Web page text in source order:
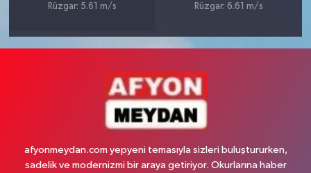
Rüzgar: 5.61 m/s
Rüzgar: 6.61 m/s
afyonmeydan.com yepyeni temasıyla sizleri buluştururken,
sadelik ve modernizmi bir araya getiriyor. Okurlarına haber